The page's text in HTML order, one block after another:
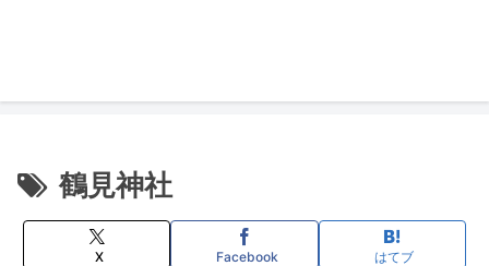
鶴見神社
X Facebook はてブ